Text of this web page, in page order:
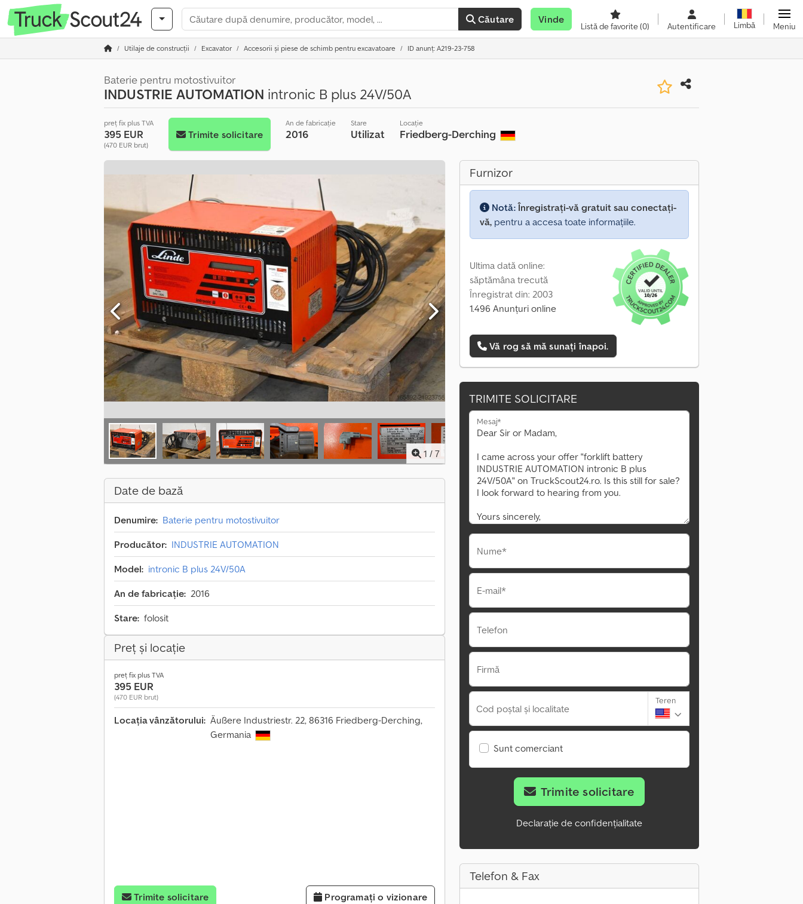
Căutare Vinde
Listă de favorite(0) Autentificare Limbă Meniu
Utilaje de construcții Excavator Accesorii și piese de schimb pentru excavatoare ID anunț: A219-23-758
Baterie pentru motostivuitor
INDUSTRIE AUTOMATION intronic B plus 24V/50A
preț fix plus TVA
395 EUR
(470 EUR brut)
Trimite solicitare
An de fabricație
2016
Stare
Utilizat
Locație
Friedberg-Derching
1 / 7
Date de bază
Denumire: Baterie pentru motostivuitor
Producător: INDUSTRIE AUTOMATION
Model: intronic B plus 24V/50A
An de fabricație: 2016
Stare: folosit
Preț și locație
preț fix plus TVA
395 EUR
(470 EUR brut)
Locația vânzătorului: Äußere Industriestr. 22, 86316 Friedberg-Derching,
Germania
Trimite solicitare Programați o vizionare
Furnizor
Notă:Înregistrați-vă gratuit sau conectați-
vă, pentru a accesa toate informațiile.
Ultima dată online:
săptămâna trecută
Înregistrat din: 2003
1.496 Anunțuri online
Vă rog să mă sunați înapoi.
TRIMITE SOLICITARE
Mesaj*
Nume*
E-mail*
Telefon
Firmă
Cod poștal și localitate
Teren
Sunt comerciant
Trimite solicitare
Declarație de confidențialitate
Telefon & Fax